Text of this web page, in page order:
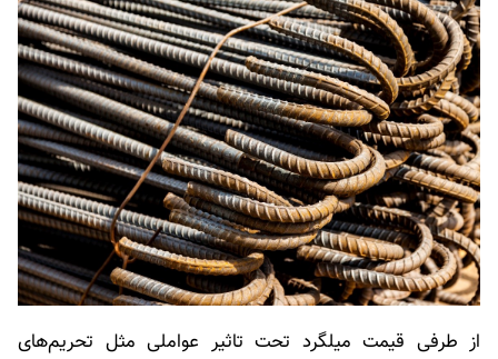
از طرفی قیمت میلگرد تحت تاثیر عواملی مثل تحریم‌های